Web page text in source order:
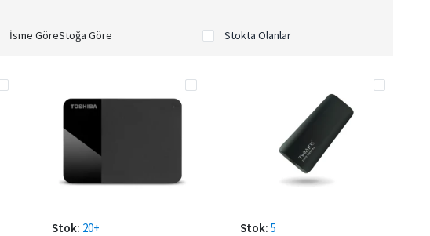
İsme GöreStoğa Göre Stokta Olanlar
Stok: 20+ Stok: 5